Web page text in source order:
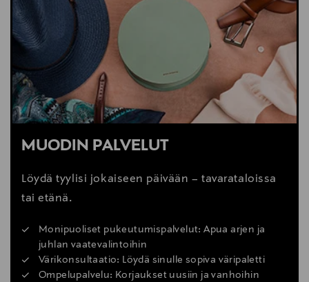
MUODIN PALVELUT
Löydä tyylisi jokaiseen päivään – tavarataloissa
tai etänä.
Monipuoliset pukeutumispalvelut: Apua arjen ja
juhlan vaatevalintoihin
Värikonsultaatio: Löydä sinulle sopiva väripaletti
Ompelupalvelu: Korjaukset uusiin ja vanhoihin